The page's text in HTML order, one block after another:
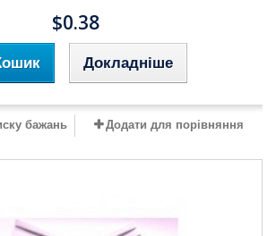
$0.38
Докладніше
бажань Додати для порівняння